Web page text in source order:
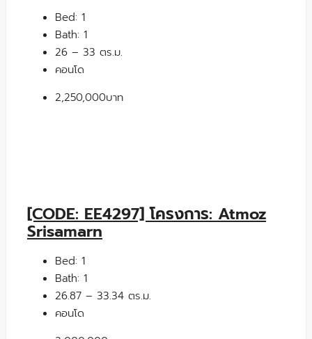
Bed: 1
Bath: 1
26 – 33 ตร.ม.
คอนโด
2,250,000บาท
[CODE: EE4297] โครงการ: Atmoz
Srisamarn
Bed: 1
Bath: 1
26.87 – 33.34 ตร.ม.
คอนโด